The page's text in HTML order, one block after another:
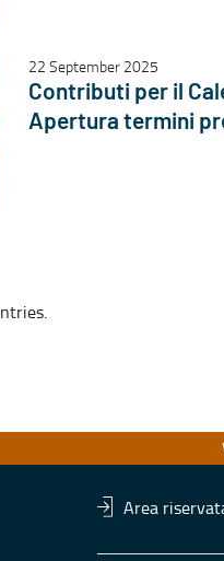
22 September 2025
Contributi per il
Apertura termini
Area